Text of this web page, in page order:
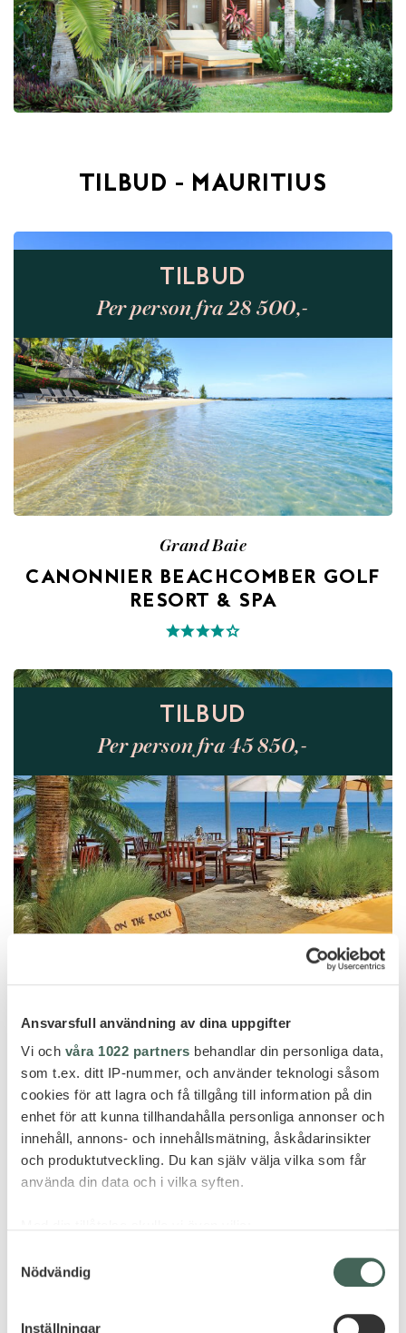
Ansvarsfull användning av dina uppgifter
Vi och våra 1022 partners behandlar din personliga data,
som t.ex. ditt IP-nummer, och använder teknologi såsom
cookies för att lagra och få tillgång till information på din
enhet för att kunna tillhandahålla personliga annonser och
innehåll, annons- och innehållsmätning, åskådarinsikter
och produktutveckling. Du kan själv välja vilka som får
använda din data och i vilka syften.
som kan ha en noggrannhet på upp till flera meter
Nödvändig
Inställningar
TILBUD - MAURITIUS
TILBUD
Per person fra 28 500,-
Grand Baie
CANONNIER BEACHCOMBER GOLF
RESORT & SPA
TILBUD
Per person fra 45 850,-
Turtle Bay
THE OBEROI BEACH RESORT –
KLASSISK ELEGANSE – KAMPANJE –
BO 7, BETAL FOR 4 NETTER!